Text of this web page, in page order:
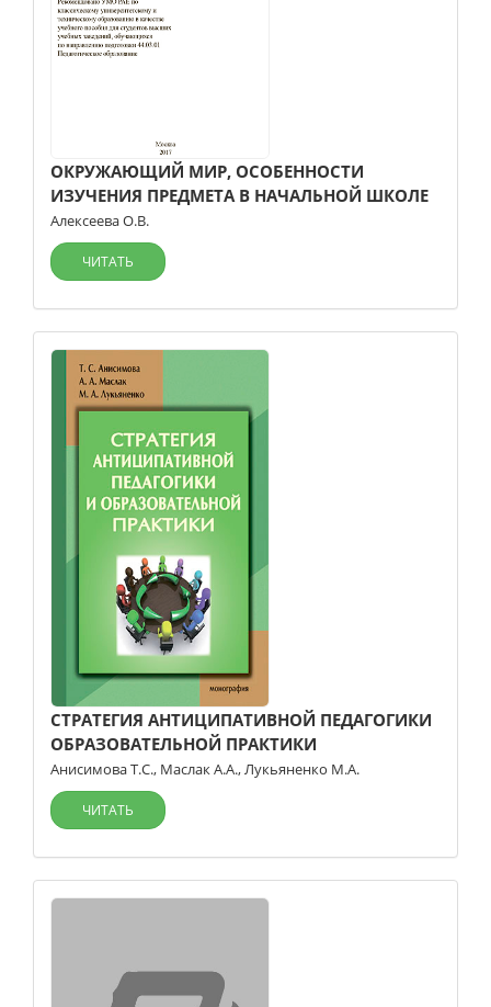
ОКРУЖАЮЩИЙ МИР, ОСОБЕННОСТИ
ИЗУЧЕНИЯ ПРЕДМЕТА В НАЧАЛЬНОЙ ШКОЛЕ
Алексеева О.В.
ЧИТАТЬ
СТРАТЕГИЯ АНТИЦИПАТИВНОЙ ПЕДАГОГИКИ
ОБРАЗОВАТЕЛЬНОЙ ПРАКТИКИ
Анисимова Т.С., Маслак А.А.,Лукьяненко М.А.
ЧИТАТЬ